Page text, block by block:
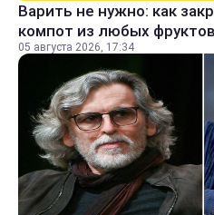
Варить не нужно: как
компот из любых
05 августа 2026, 17:34